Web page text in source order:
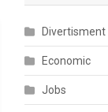
Divertisment
Economic
Jobs